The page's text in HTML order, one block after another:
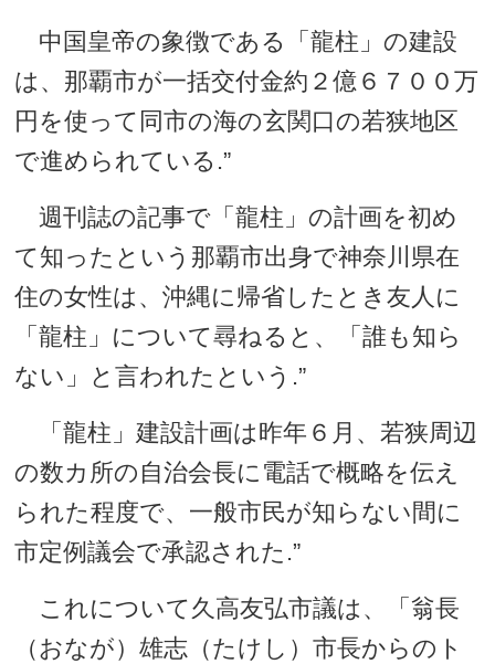
中国皇帝の象徴である「龍柱」の建設
は、那覇市が一括交付金約２億６７００万
円を使って同市の海の玄関口の若狭地区
で進められている.”
週刊誌の記事で「龍柱」の計画を初め
て知ったという那覇市出身で神奈川県在
住の女性は、沖縄に帰省したとき友人に
「龍柱」について尋ねると、「誰も知ら
ない」と言われたという.”
「龍柱」建設計画は昨年６月、若狭周辺
の数カ所の自治会長に電話で概略を伝え
られた程度で、一般市民が知らない間に
市定例議会で承認された.”
これについて久高友弘市議は、「翁長
（おなが）雄志（たけし）市長からのト